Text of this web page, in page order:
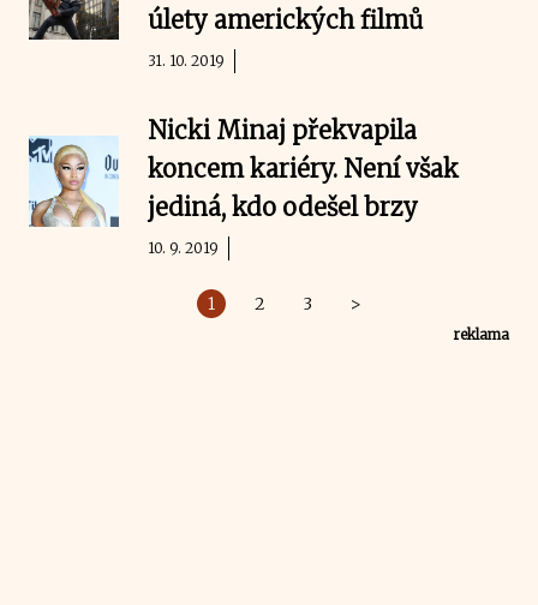
úlety amerických filmů
31. 10. 2019
Nicki Minaj překvapila
koncem kariéry. Není však
jediná, kdo odešel brzy
10. 9. 2019
1 2 3 >
reklama